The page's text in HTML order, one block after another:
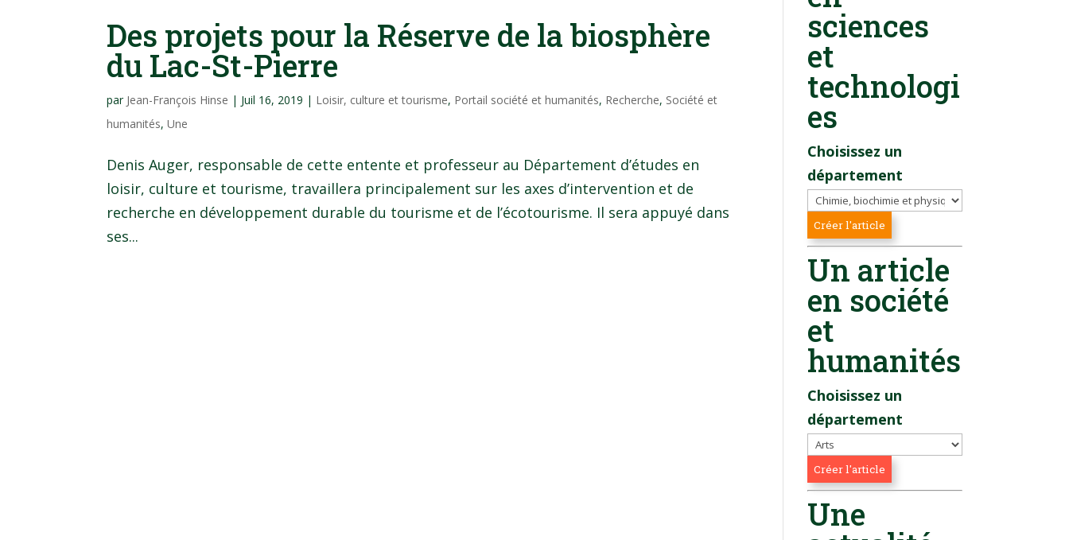
Des projets pour la Réserve de la biosphère
du Lac-St-Pierre
par Jean-François Hinse | Juil 16, 2019 | Loisir, culture et tourisme, Portail société et humanités, Recherche, Société et
humanités,Une
Denis Auger, responsable de cette entente et professeur au Département d’études en
loisir, culture et tourisme, travaillera principalement sur les axes d’intervention et de
recherche en développement durable du tourisme et de l’écotourisme. Il sera appuyé dans
ses...
sciences
et
technologi
es
Choisissez un
département
Un article
en société
et
humanités
Choisissez un
département
Une